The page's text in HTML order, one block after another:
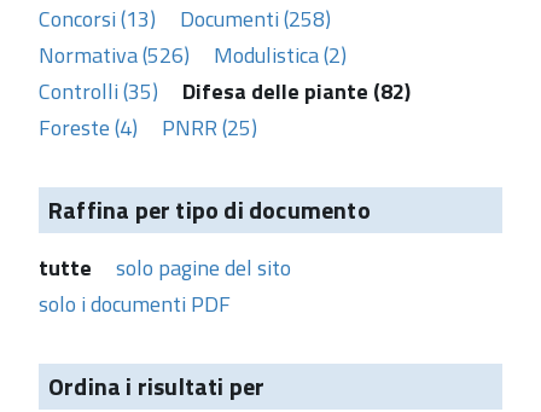
Concorsi (13)
Documenti (258)
Normativa (526)
Modulistica (2)
Controlli (35)
Difesa delle piante (82)
Foreste (4)
PNRR (25)
Raffina per tipo di documento
tutte
solo pagine del sito
solo i documenti PDF
Ordina i risultati per